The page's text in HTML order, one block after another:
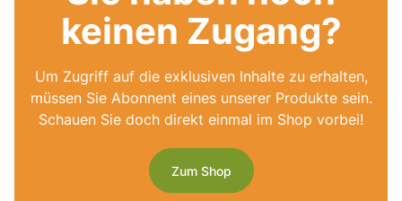
keinen Zugang?
Um Zugriff auf die exklusiven Inhalte zu erhalten,
müssen Sie Abonnent eines unserer Produkte sein.
Schauen Sie doch direkt einmal im Shop vorbei!
Zum Shop